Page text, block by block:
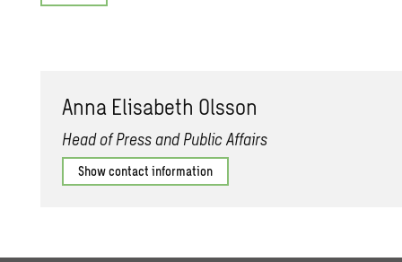
Anna Elisabeth Olsson
Head of Press and Public Affairs
Show contact information